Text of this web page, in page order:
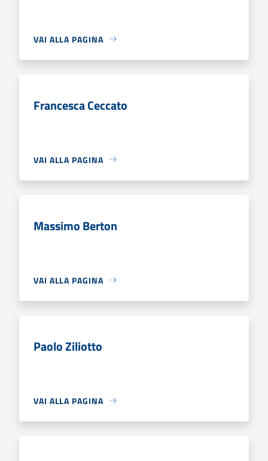
VAI ALLA PAGINA
Francesca Ceccato
VAI ALLA PAGINA
Massimo Berton
VAI ALLA PAGINA
Paolo Ziliotto
VAI ALLA PAGINA